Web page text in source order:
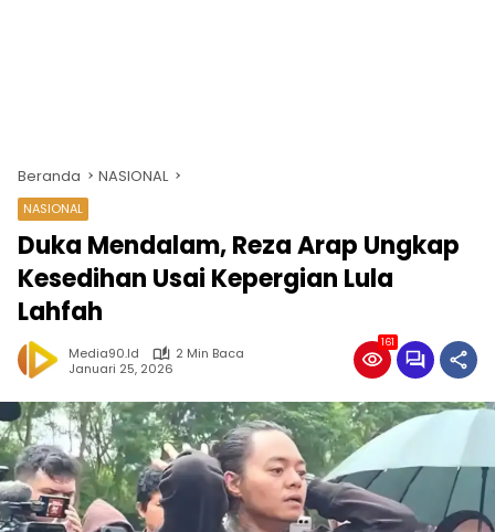
Beranda NASIONAL
NASIONAL
Duka Mendalam, Reza Arap Ungkap
Kesedihan Usai Kepergian Lula
Lahfah
Media90.id
2 Min Baca
Januari 25, 2026
161